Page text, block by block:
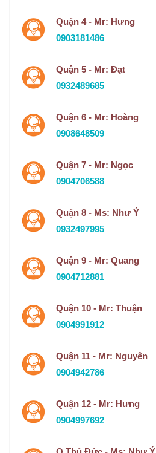
Quận 4 - Mr: Hưng
0903181486
Quận 5 - Mr: Đạt
0932489685
Quận 6 - Mr: Hoàng
0908648509
Quận 7 - Mr: Ngọc
0904706588
Quận 8 - Ms: Như Ý
0932497995
Quận 9 - Mr: Quang
0904712881
Quận 10 - Mr: Thuận
0904991912
Quận 11 - Mr: Nguyên
0904942786
Quận 12 - Mr: Hưng
0904997692